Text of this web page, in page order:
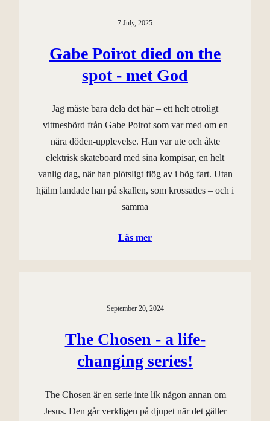
7 July, 2025
Gabe Poirot died on the
spot - met God
Jag måste bara dela det här – ett helt otroligt
vittnesbörd från Gabe Poirot som var med om en
nära döden-upplevelse. Han var ute och åkte
elektrisk skateboard med sina kompisar, en helt
vanlig dag, när han plötsligt flög av i hög fart. Utan
hjälm landade han på skallen, som krossades – och i
samma
Läs mer
September 20, 2024
The Chosen - a life-
changing series!
The Chosen är en serie inte lik någon annan om
Jesus. Den går verkligen på djupet när det gäller